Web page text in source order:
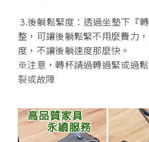
3.後躺鬆緊度：透過坐墊下『
整，可讓後躺鬆緊不用麼費力
度，不讓後躺速度那麼快。
※注意，轉杯請過轉過緊或過
裂或故障